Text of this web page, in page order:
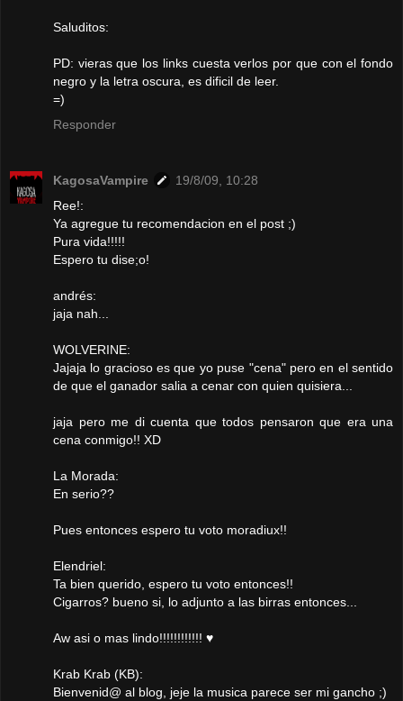
Saluditos:
PD: vieras que los links cuesta verlos por que con el fondo
negro y la letra oscura, es dificil de leer.
=)
Responder
KagosaVampire
19/8/09, 10:28
Ree!:
Ya agregue tu recomendacion en el post ;)
Pura vida!!!!!
Espero tu dise;o!
andrés:
jaja nah...
WOLVERINE:
Jajaja lo gracioso es que yo puse "cena" pero en el sentido
de que el ganador salia a cenar con quien quisiera...
jaja pero me di cuenta que todos pensaron que era una
cena conmigo!! XD
La Morada:
En serio??
Pues entonces espero tu voto moradiux!!
Elendriel:
Ta bien querido, espero tu voto entonces!!
Cigarros? bueno si, lo adjunto a las birras entonces...
Aw asi o mas lindo!!!!!!!!!!!! ♥
Krab Krab (KB):
Bienvenid@ al blog, jeje la musica parece ser mi gancho ;)